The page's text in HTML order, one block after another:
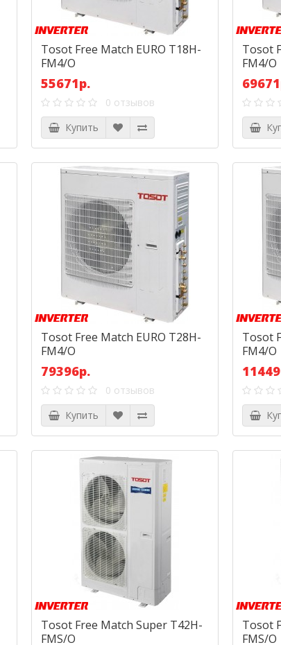
Tosot Free Match EURO T18H-
FM4/O
55671р.
0 отзывов
Купить
Tosot
FM4/O
Tosot Free Match EURO T28H-
FM4/O
79396р.
0 отзывов
Купить
Tosot
FM4/O
Tosot Free Match Super T42H-
FMS/O
Tosot
FMS/O